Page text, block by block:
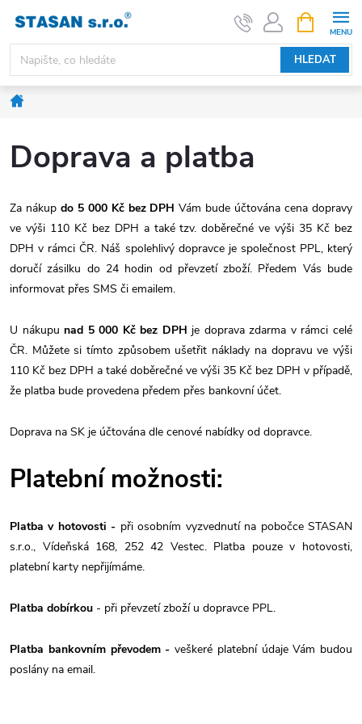
obsah
HLEDAT
NÁKUPNÍ
KOŠÍK
Doprava a platba
Za nákupdo 5 000 Kč bez DPH Vám bude účtována cena dopravy
ve výši 110 Kč bez DPH a také tzv. doběrečné ve výši 35 Kč bez
DPH v rámci ČR. Náš spolehlivý dopravce je společnost PPL, který
doručí zásilku do 24 hodin od převzetí zboží. Předem Vás bude
informovat přes SMS či emailem.
U nákupunad 5 000 Kč bez DPH je doprava zdarma v rámci celé
ČR. Můžete si tímto způsobem ušetřit náklady na dopravu ve výši
110 Kč bez DPH a také doběrečné ve výši 35 Kč bez DPH v případě,
že platba bude provedena předem přes bankovní účet.
Doprava na SK je účtována dle cenové nabídky od dopravce.
Platební možnosti:
Platba v hotovosti - při osobním vyzvednutí na pobočce STASAN
s.r.o., Vídeňská 168, 252 42 Vestec. Platba pouze v hotovosti,
platební karty nepřijímáme.
Platba dobírkou - při převzetí zboží u dopravce PPL.
Platba bankovním převodem - veškeré platební údaje Vám budou
poslány na email.